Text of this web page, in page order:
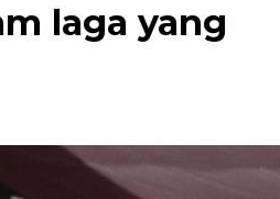
laga yang